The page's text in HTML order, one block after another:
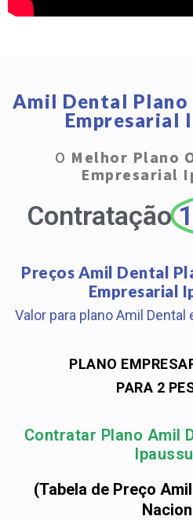
Amil Dental
Empresarial
O Melhor Plano
Empresarial
Contratação
Preços Amil Dental
Empresarial
Valor para plano Amil
PLANO
PARA 2
Contratar Plano Amil
(Tabela de Preço